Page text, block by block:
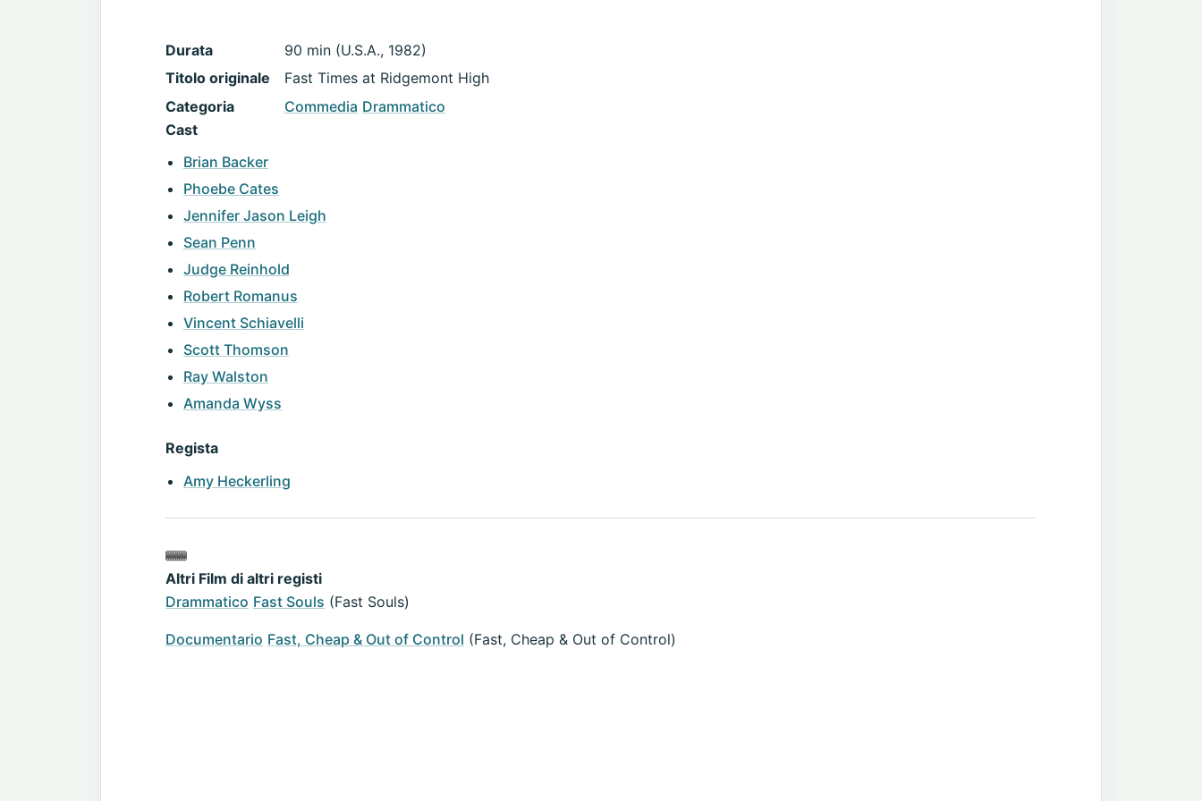
Durata
90 min (U.S.A., 1982)
Titolo originale
Fast Times at Ridgemont High
Categoria
Commedia Drammatico
Cast
Brian Backer
Phoebe Cates
Jennifer Jason Leigh
Sean Penn
Judge Reinhold
Robert Romanus
Vincent Schiavelli
Scott Thomson
Ray Walston
Amanda Wyss
Regista
Amy Heckerling
Altri Film di altri registi
Drammatico Fast Souls (Fast Souls)
Documentario Fast, Cheap & Out of Control (Fast, Cheap & Out of Control)